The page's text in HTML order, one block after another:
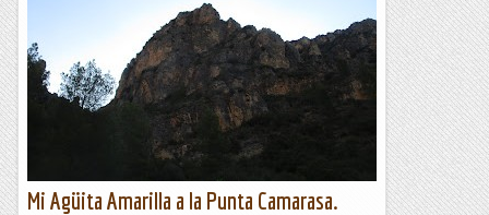
Mi Agüita Amarilla a la Punta Camarasa.